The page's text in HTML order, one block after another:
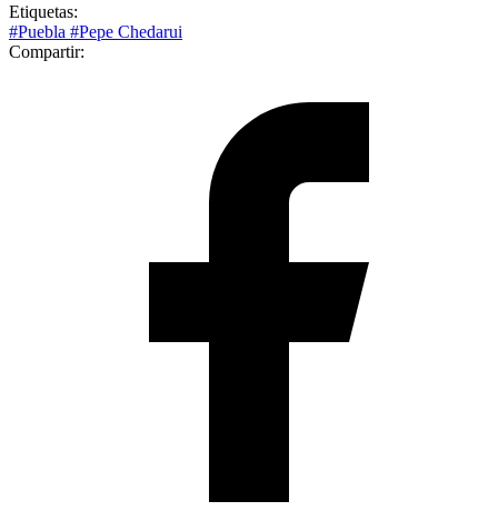
Etiquetas:
#Puebla #Pepe Chedarui
Compartir: